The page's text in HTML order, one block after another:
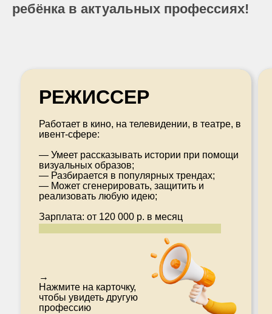
ребёнка в актуальных профессиях!
РЕЖИССЕР
Работает в кино, на телевидении, в театре, в
ивент-сфере:
— Умеет рассказывать истории при помощи
визуальных образов;
— Разбирается в популярных трендах;
— Может сгенерировать, защитить и
реализовать любую идею;
Зарплата: от 120 000 р. в месяц
→
Нажмите на карточку,
чтобы увидеть другую
профессию
→
Нажми на карточку,
чтобы узнать, кем еще
ты сможешь работать
Генерирует идеи в сфере рекламы, медиа и
развлечений:
— Может спроектировать работу творческой
команды;
— Cоздаёт актуальный визуальный образ
бренда;
— Проводит брейнштормы и генерирует идеи
для любого проекта: от видеоролика до
рекламной кампании нового продукта.
Зарплата: 140 000 р. в месяц
КРЕАТИВНЫЙ
ПРОДЮСЕР